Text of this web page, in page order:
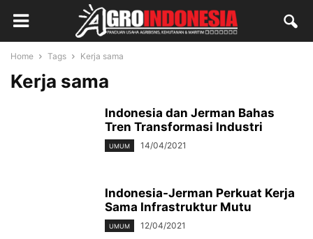
Home Tags Kerja sama
Kerja sama
Indonesia dan Jerman Bahas
Tren Transformasi Industri
UMUM 14/04/2021
Indonesia-Jerman Perkuat Kerja
Sama Infrastruktur Mutu
UMUM 12/04/2021